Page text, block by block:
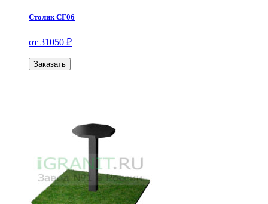
Столик СГ06
от 31050 ₽
Заказать